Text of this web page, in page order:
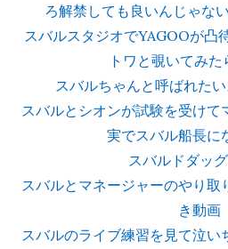
ろ解禁しても良いんじゃな
スバルスタジオでYAGOOが凸
トワと覗いてみた
スバルちゃんと呼ばれたい
スバルとシオンが試験を受けて
実でスバル船長に
スバルドダッグ
スバルとマネージャーのやり取
き動画
スバルのライブ練習を見て泣い